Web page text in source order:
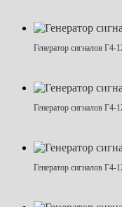
Генератор сигналов Г4-
Генератор сигналов Г4-
Генератор сигналов Г4-